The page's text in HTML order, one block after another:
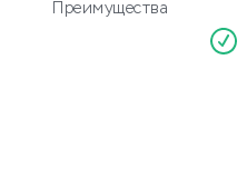
Преимущества